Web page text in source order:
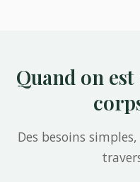
Quand on
Des besoins